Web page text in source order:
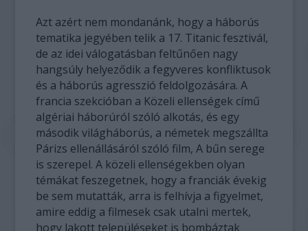
Azt azért nem mondanánk, hogy a háborús
tematika jegyében telik a 17. Titanic fesztivál,
de az idei válogatásban feltűnően nagy
hangsúly helyeződik a fegyveres konfliktusok
és a háborús agresszió feldolgozására. A
francia szekcióban a Közeli ellenségek című
algériai háborúról szóló alkotás, és egy
második világháborús, a németek megszállta
Párizs ellenállásáról szóló film, A bűn serege
is szerepel. A közeli ellenségekben olyan
témákat feszegetnek, hogy a franciák évekig
be sem mutatták, arra is felhívja a figyelmet,
amire eddig a filmesek csak utalni mertek,
hogy lakott településeket is bombáztak